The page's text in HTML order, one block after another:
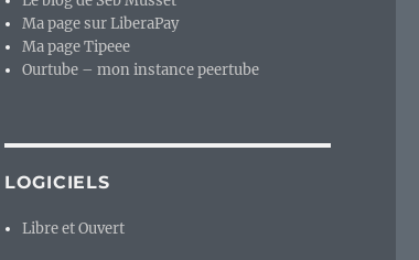
Ma page sur LiberaPay
Ma page Tipeee
Ourtube – mon instance peertube
LOGICIELS
Libre et Ouvert